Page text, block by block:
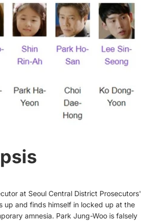
at Seoul Central District Prosecutors'
up and finds himself in locked up at the
amnesia. Park Jung-Woo is falsely